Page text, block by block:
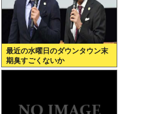
最近の水曜日のダウンタウン末
期臭すごくないか